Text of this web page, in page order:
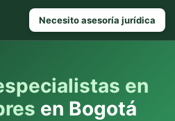
Necesito asesoría jurídica
en
en Bogotá